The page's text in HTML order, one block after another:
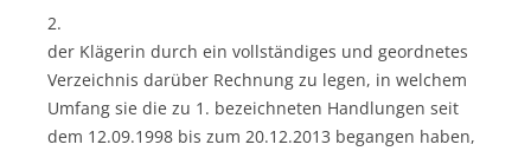
2.
der Klägerin durch ein vollständiges und geordnetes
Verzeichnis darüber Rechnung zu legen, in welchem
Umfang sie die zu 1. bezeichneten Handlungen seit
dem 12.09.1998 bis zum 20.12.2013 begangen haben,